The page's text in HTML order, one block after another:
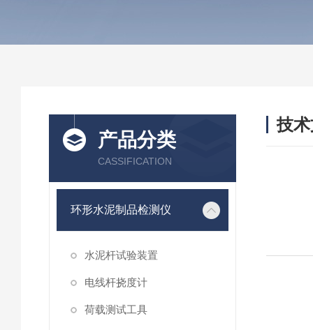
产品分类
CASSIFICATION
环形水泥制品检测仪
水泥杆试验装置
电线杆挠度计
荷载测试工具
技